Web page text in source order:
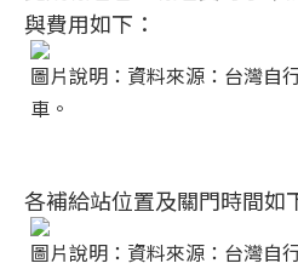
與費用如下：
圖片說明：資料來源：台灣自
車。
各補給站位置及關門時間如
圖片說明：資料來源：台灣自